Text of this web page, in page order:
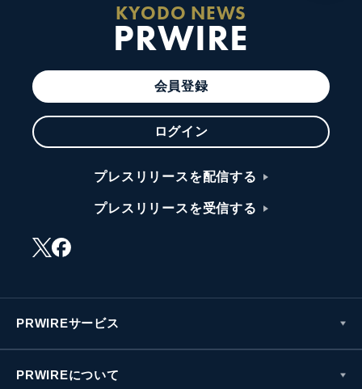
KYODO NEWS
PRWIRE
会員登録
ログイン
プレスリリースを配信する
プレスリリースを受信する
PRWIREサービス
PRWIREについて